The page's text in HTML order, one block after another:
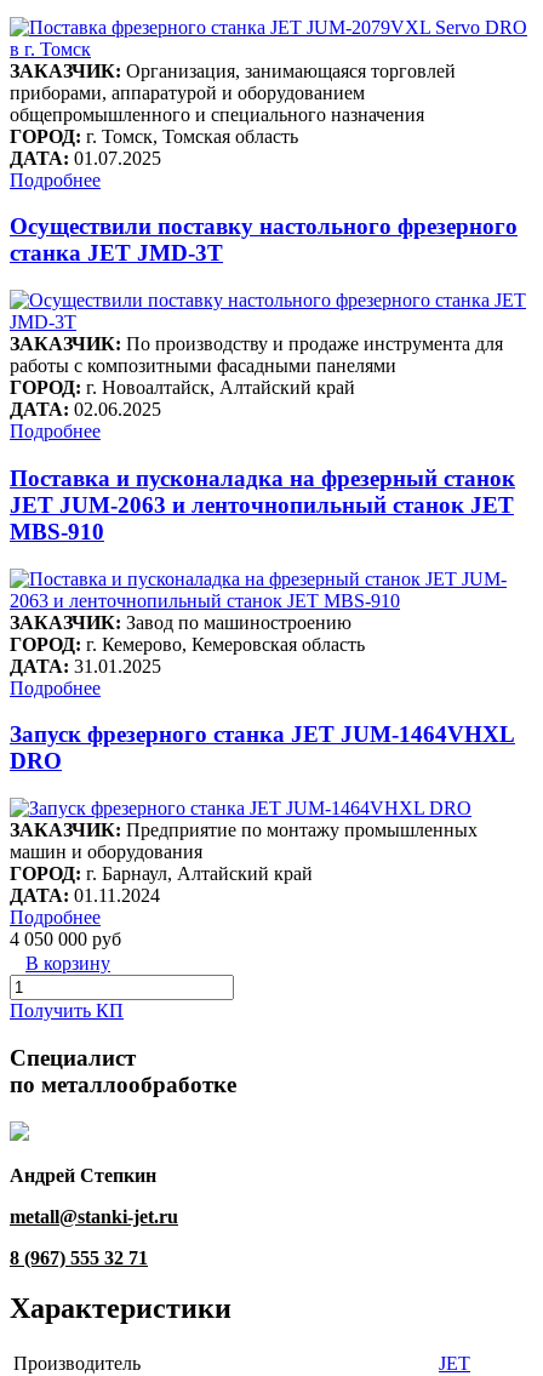
ЗАКАЗЧИК: Организация, занимающаяся торговлей
приборами, аппаратурой и оборудованием
общепромышленного и специального назначения
ГОРОД: г. Томск, Томская область
ДАТА: 01.07.2025
Подробнее
Осуществили поставку настольного фрезерного
станка JET JMD-3T
ЗАКАЗЧИК: По производству и продаже инструмента для
работы с композитными фасадными панелями
ГОРОД: г. Новоалтайск, Алтайский край
ДАТА: 02.06.2025
Подробнее
Поставка и пусконаладка на фрезерный станок
JET JUM-2063 и ленточнопильный станок JET
MBS-910
ЗАКАЗЧИК: Завод по машиностроению
ГОРОД: г. Кемерово, Кемеровская область
ДАТА: 31.01.2025
Подробнее
Запуск фрезерного станка JET JUM-1464VHXL
DRO
ЗАКАЗЧИК: Предприятие по монтажу промышленных
машин и оборудования
ГОРОД: г. Барнаул, Алтайский край
ДАТА: 01.11.2024
Подробнее
4 050 000 руб
В корзину
Получить КП
Специалист
по металлообработке
Андрей Степкин
metall@stanki-jet.ru
8 (967) 555 32 71
Характеристики
Производитель
JET